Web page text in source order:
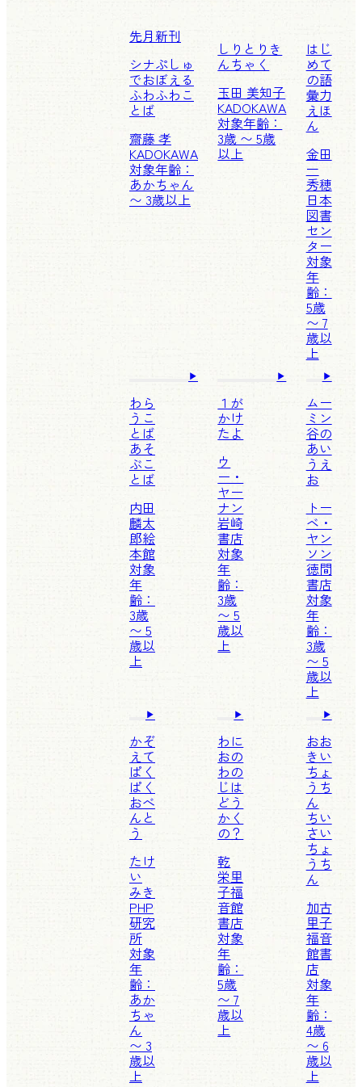
先月新刊
シナぷしゅ
でおぼえる
ふわふわこ
とば
齋藤 孝
KADOKAWA
対象年齢：
あかちゃん
〜 3歳以上
しりとりき
んちゃく
玉田 美知子
KADOKAWA
対象年齢：
3歳 〜 5歳
以上
はじ
めて
の語
彙力
えほ
ん
金田
一
秀穂
日本
図書
セン
ター
対象
年
齢：
5歳
〜 7
歳以
上
わら
うこ
とば
あそ
ぶこ
とば
内田
麟太
郎絵
本館
対象
年
齢：
3歳
〜 5
歳以
上
１が
かけ
たよ
ウ
ー・
ヤー
ナン
岩崎
書店
対象
年
齢：
3歳
〜 5
歳以
上
ムー
ミン
谷の
あい
うえ
お
トー
ベ・
ヤン
ソン
徳間
書店
対象
年
齢：
3歳
〜 5
歳以
上
かぞ
えて
ぱく
ぱく
おべ
んと
う
たけ
い
みき
PHP
研究
所
対象
年
齢：
あか
ちゃ
ん
〜 3
歳以
上
わに
おの
わの
じは
どう
かく
の？
乾
栄里
子福
音館
書店
対象
年
齢：
5歳
〜 7
歳以
上
おお
きい
ちょ
うち
ん
ちい
さい
ちょ
うち
ん
加古
里子
福音
館書
店
対象
年
齢：
4歳
〜 6
歳以
上